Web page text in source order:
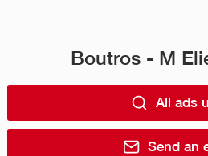
Boutros - M
All ads
Send an